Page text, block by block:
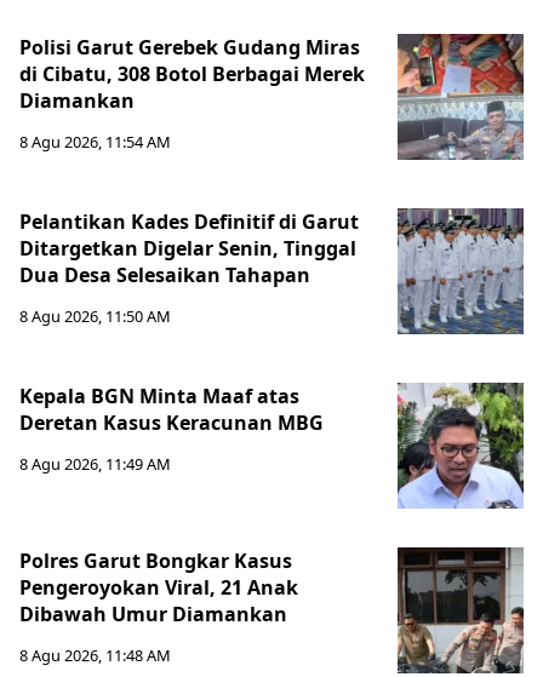
Polisi Garut Gerebek Gudang Miras
di Cibatu, 308 Botol Berbagai Merek
Diamankan
8 Agu 2026, 11:54 AM
Pelantikan Kades Definitif di Garut
Ditargetkan Digelar Senin, Tinggal
Dua Desa Selesaikan Tahapan
8 Agu 2026, 11:50 AM
Kepala BGN Minta Maaf atas
Deretan Kasus Keracunan MBG
8 Agu 2026, 11:49 AM
Polres Garut Bongkar Kasus
Pengeroyokan Viral, 21 Anak
Dibawah Umur Diamankan
8 Agu 2026, 11:48 AM